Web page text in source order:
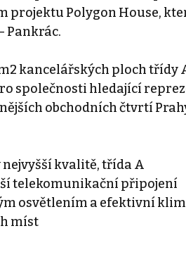
Polygon House,
Pankrác.
kancelářských ploch třídy
společnosti hledající
obchodních čtvrtí
kvalitě, třída A
telekomunikační připojení
osvětlením a efektivní
míst